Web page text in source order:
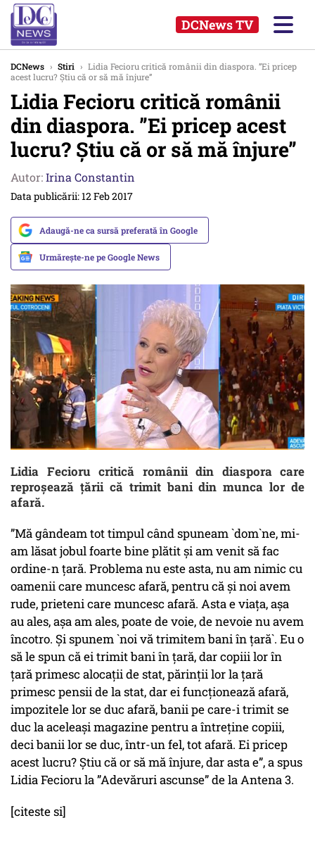
DCNews TV
DCNews › Stiri › Lidia Fecioru critică românii din diaspora. ”Ei pricep
acest lucru? Știu că or să mă înjure”
Lidia Fecioru critică românii
din diaspora. ”Ei pricep acest
lucru? Știu că or să mă înjure”
Autor:Irina Constantin
Data publicării: 12 Feb 2017
Adaugă-ne ca sursă preferată în Google
Urmărește-ne pe Google News
Lidia Fecioru critică românii din diaspora care
reproșează țării că trimit bani din munca lor de
afară.
”Mă gândeam tot timpul când spuneam `dom`ne, mi-
am lăsat jobul foarte bine plătit și am venit să fac
ordine-n țară. Problema nu este asta, nu am nimic cu
oamenii care muncesc afară, pentru că și noi avem
rude, prieteni care muncesc afară. Asta e viața, așa
au ales, așa am ales, poate de voie, de nevoie nu avem
încotro. Și spunem `noi vă trimitem bani în țară`. Eu o
să le spun că ei trimit bani în țară, dar copiii lor în
țară primesc alocații de stat, părinții lor la țară
primesc pensii de la stat, dar ei funcționează afară,
impozitele lor se duc afară, banii pe care-i trimit se
duc la aceleași magazine pentru a întreține copiii,
deci banii lor se duc, într-un fel, tot afară. Ei pricep
acest lucru? Știu că or să mă înjure, dar asta e”, a spus
Lidia Fecioru la ”Adevăruri ascunse” de la Antena 3.
[citeste si]